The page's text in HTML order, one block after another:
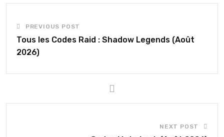
PREVIOUS POST
Tous les Codes Raid : Shadow Legends (Août
2026)
NEXT POST